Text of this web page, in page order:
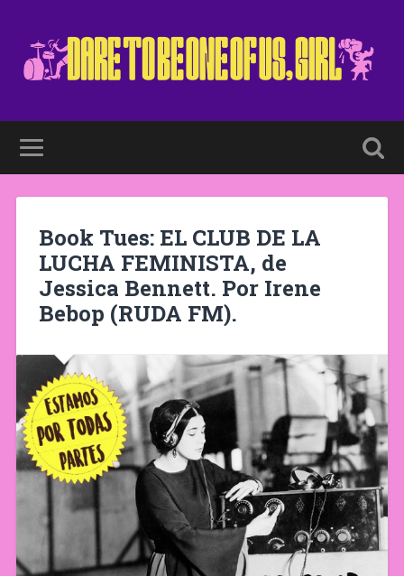
Book Tues: EL CLUB DE LA
LUCHA FEMINISTA, de
Jessica Bennett. Por Irene
Bebop (RUDA FM).